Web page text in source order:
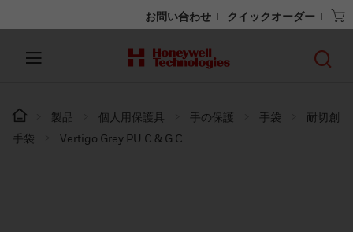
お問い合わせ クイックオーダー
製品 個人用保護具 手の保護 手袋
耐切創
手袋
Vertigo Grey PU C & G C